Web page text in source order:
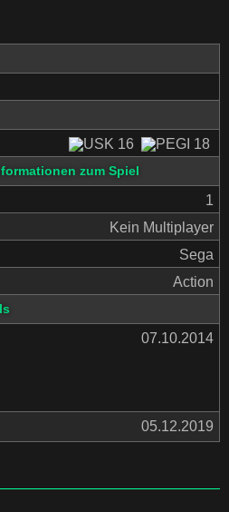
zum Spiel
1
Kein Multiplayer
Sega
Action
07.10.2014
05.12.2019